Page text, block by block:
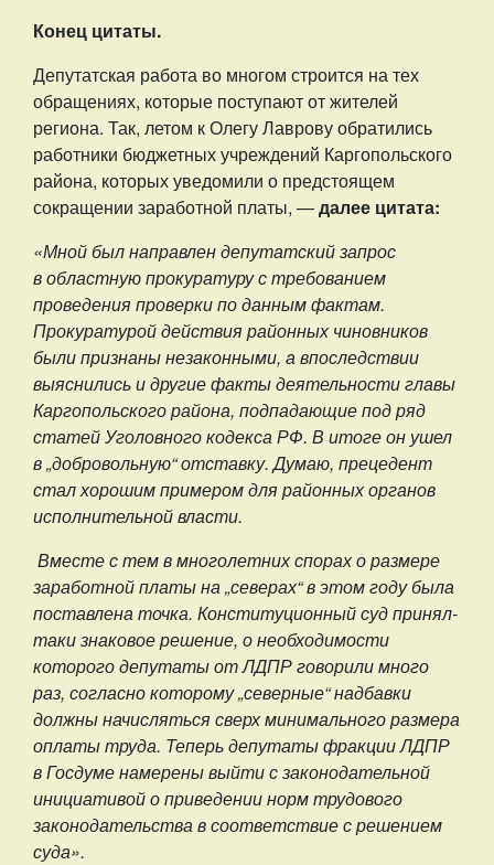
Конец цитаты.
Депутатская работа во многом строится на тех
обращениях, которые поступают от жителей
региона. Так, летом к Олегу Лаврову обратились
работники бюджетных учреждений Каргопольского
района, которых уведомили о предстоящем
сокращении заработной платы, —далее цитата:
«Мной был направлен депутатский запрос
в областную прокуратуру с требованием
проведения проверки по данным фактам.
Прокуратурой действия районных чиновников
были признаны незаконными, а впоследствии
выяснились и другие факты деятельности главы
Каргопольского района, подпадающие под ряд
статей Уголовного кодекса РФ. В итоге он ушел
в „добровольную“ отставку. Думаю, прецедент
стал хорошим примером для районных органов
исполнительной власти.
Вместе с тем в многолетних спорах о размере
заработной платы на „северах“ в этом году была
поставлена точка. Конституционный суд принял-
таки знаковое решение, о необходимости
которого депутаты от ЛДПР говорили много
раз, согласно которому „северные“ надбавки
должны начисляться сверх минимального размера
оплаты труда. Теперь депутаты фракции ЛДПР
в Госдуме намерены выйти с законодательной
инициативой о приведении норм трудового
законодательства в соответствие с решением
суда».